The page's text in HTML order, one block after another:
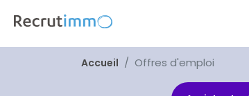
Accueil Offres d'emploi